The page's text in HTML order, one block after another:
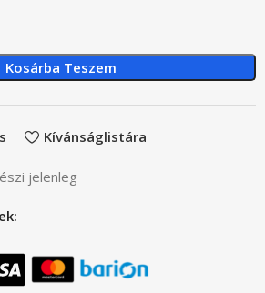
Kosárba Teszem
Kívánságlistára
jelenleg